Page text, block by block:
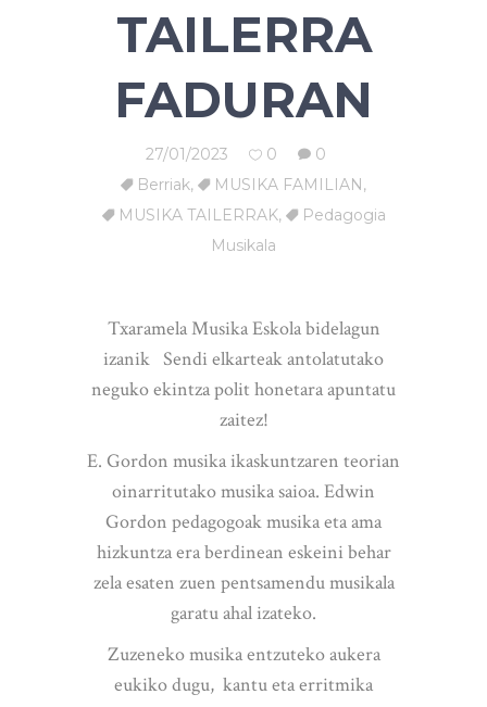
TAILERRA
FADURAN
27/01/2023 0
0
Berriak, MUSIKA FAMILIAN,
MUSIKA TAILERRAK,
Pedagogia
Musikala
Txaramela Musika Eskola bidelagun
izanik Sendi elkarteak antolatutako
neguko ekintza polit honetara apuntatu
zaitez!
E. Gordon musika ikaskuntzaren teorian
oinarritutako musika saioa. Edwin
Gordon pedagogoak musika eta ama
hizkuntza era berdinean eskeini behar
zela esaten zuen pentsamendu musikala
garatu ahal izateko.
Zuzeneko musika entzuteko aukera
eukiko dugu, kantu eta erritmika